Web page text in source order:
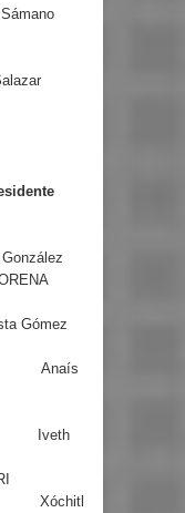
Gómez
Anaís
Iveth
Xóchitl